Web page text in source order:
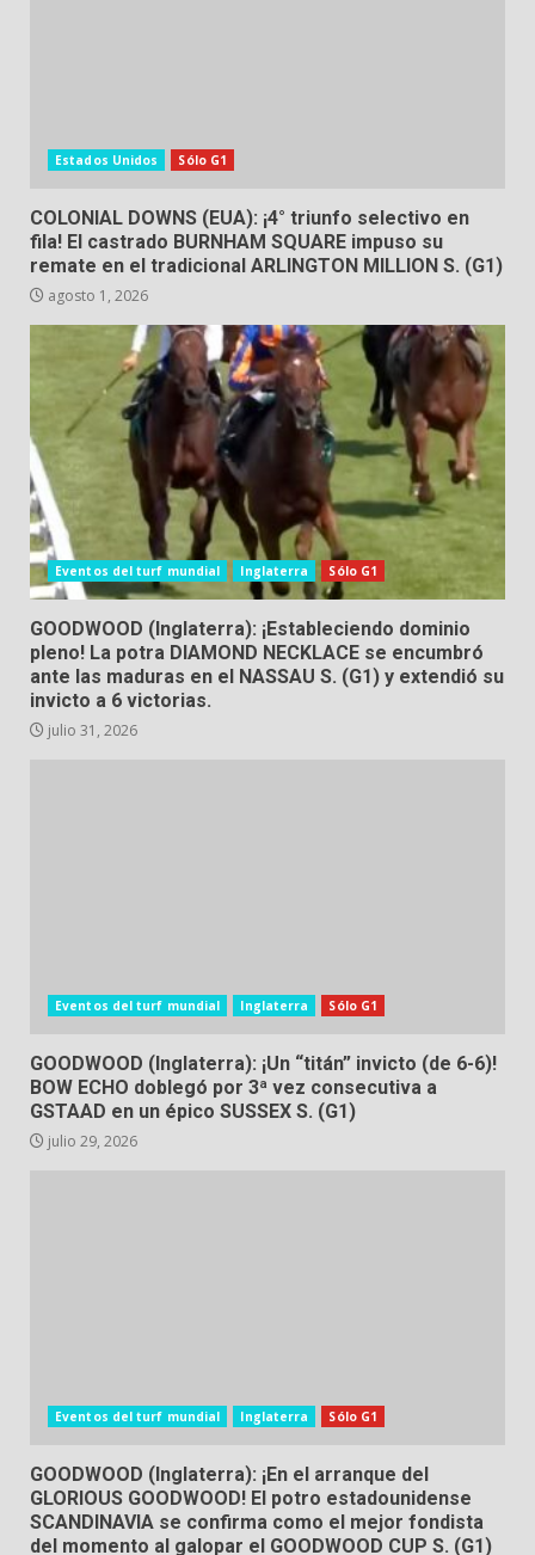
Estados Unidos Sólo G1
COLONIAL DOWNS (EUA): ¡4° triunfo selectivo en
fila! El castrado BURNHAM SQUARE impuso su
remate en el tradicional ARLINGTON MILLION S. (G1)
agosto 1, 2026
Eventos del turf mundial Inglaterra Sólo G1
GOODWOOD (Inglaterra): ¡Estableciendo dominio
pleno! La potra DIAMOND NECKLACE se encumbró
ante las maduras en el NASSAU S. (G1) y extendió su
invicto a 6 victorias.
julio 31, 2026
Eventos del turf mundial Inglaterra Sólo G1
GOODWOOD (Inglaterra): ¡Un “titán” invicto (de 6-6)!
BOW ECHO doblegó por 3ª vez consecutiva a
GSTAAD en un épico SUSSEX S. (G1)
julio 29, 2026
Eventos del turf mundial Inglaterra Sólo G1
GOODWOOD (Inglaterra): ¡En el arranque del
GLORIOUS GOODWOOD! El potro estadounidense
SCANDINAVIA se confirma como el mejor fondista
del momento al galopar el GOODWOOD CUP S. (G1)